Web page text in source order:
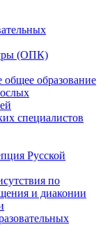
(ОПК)
общее образование
специалистов
Русской
по
и диаконии